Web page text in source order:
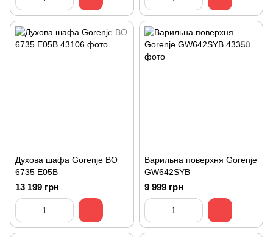
Духова шафа Gorenje BO
6735 E05B
13 199 грн
Варильна поверхня Gorenje
GW642SYB
9 999 грн